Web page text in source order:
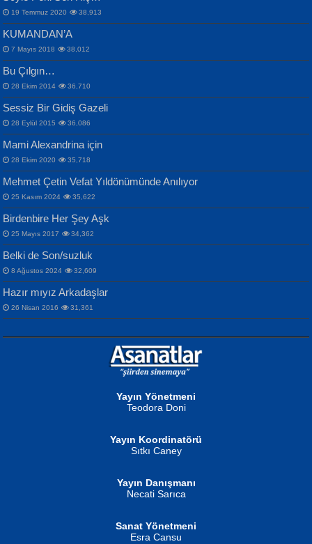
İPEK ACAR SERT
Gazze’nin Şecaati, Ümmetin İmtihanı...
MAHMUT GÜRBÜZ
İbrahim Olmak ve Bitirebilmek...
NURAN KÖSE BAYDAR
Selahattin Yıldız
İdrakimle Üşürken...
Songül Özel
Mahzen...
Ben Deniz Değilim ki...
ERDEM BAYAZIT
Sana, Bana, Vatanıma, Ülkemin
İnsanlarına Dair...
NAZIM HİKMET RAN
Bir Cezaevinde, Tecritteki Adamın
Mektupları...
19 Temmuz 2020 38,913
KUMANDAN’A
7 Mayıs 2018 38,012
Bu Çılgın…
28 Ekim 2014 36,710
Sessiz Bir Gidiş Gazeli
28 Eylül 2015 36,086
Mami Alexandrina için
28 Ekim 2020 35,718
Mehmet Çetin Vefat Yıldönümünde Anılıyor
25 Kasım 2024 35,622
Birdenbire Her Şey Aşk
25 Mayıs 2017 34,362
Belki de Son/suzluk
8 Ağustos 2024 32,609
Hazır mıyız Arkadaşlar
26 Nisan 2016 31,361
Yayın Yönetmeni
Teodora Doni
Yayın Koordinatörü
Sıtkı Caney
Yayın Danışmanı
Necati Sarıca
Sanat Yönetmeni
Esra Cansu